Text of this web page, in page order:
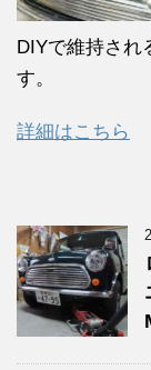
DIYで維持され
す。
詳細はこちら